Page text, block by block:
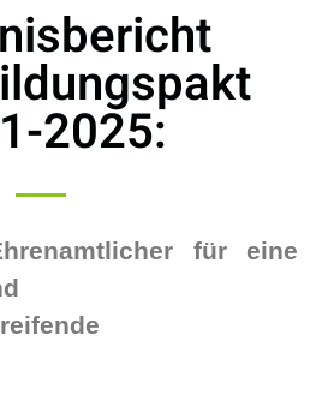
2025:
für eine